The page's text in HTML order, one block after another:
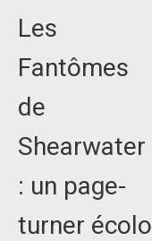
Les
Fantômes
de
Shearwater
: un page-
turner écolo